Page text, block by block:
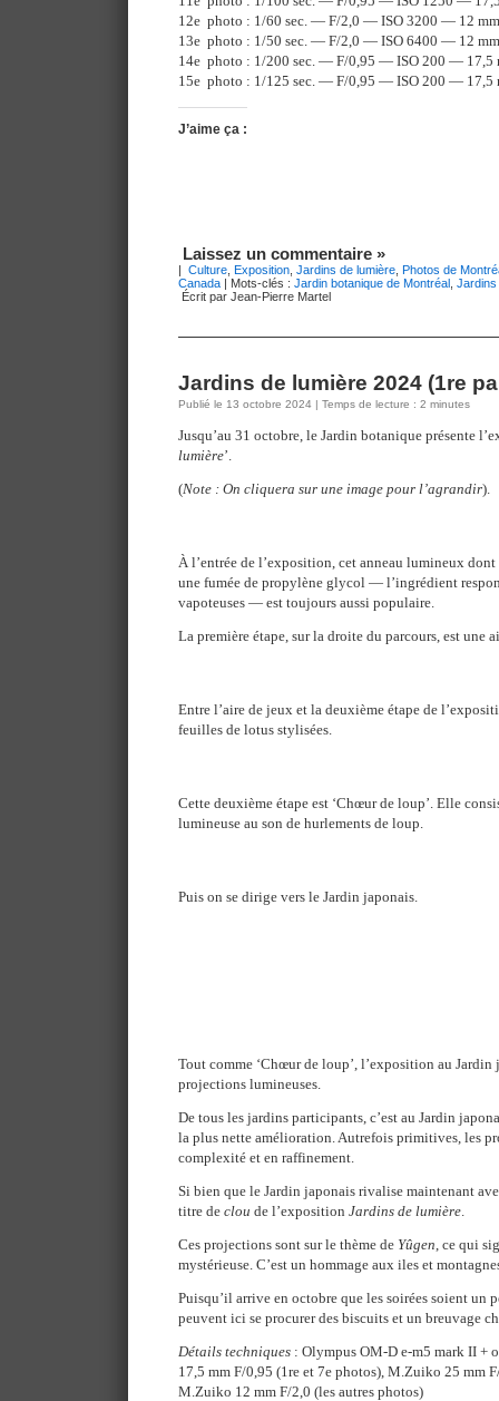
12e photo : 1/60 sec. — F/2,0 — ISO 3200 — 12 mm
13e photo : 1/50 sec. — F/2,0 — ISO 6400 — 12 mm
14e photo : 1/200 sec. — F/0,95 — ISO 200 — 17,5
15e photo : 1/125 sec. — F/0,95 — ISO 200 — 17,5
J’aime ça :
Laissez un commentaire »
| Culture Exposition Jardins de lumière Photos de
Canada | Mots-clés : Jardin botanique de Montréal Jardins
Écrit par Jean-Pierre Martel
Jardins de lumière 2024 (1re
Publié le 13 octobre 2024 | Temps de lecture : 2 minutes
Jusqu’au 31 octobre, le Jardin botanique présente
lumière’.
(Note : On cliquera sur une image pour l’agrandir).
À l’entrée de l’exposition, cet anneau lumineux
une fumée de propylène glycol — l’ingrédient
vapoteuses — est toujours aussi populaire.
La première étape, sur la droite du parcours, est une
Entre l’aire de jeux et la deuxième étape de
feuilles de lotus stylisées.
Cette deuxième étape est ‘Chœur de loup’. Elle
lumineuse au son de hurlements de loup.
Puis on se dirige vers le Jardin japonais.
Tout comme ‘Chœur de loup’, l’exposition au Jardin
projections lumineuses.
De tous les jardins participants, c’est au Jardin
la plus nette amélioration. Autrefois primitives, les
complexité et en raffinement.
Si bien que le Jardin japonais rivalise maintenant
titre de clou de l’exposition Jardins de lumière
Ces projections sont sur le thème de Yûgen , ce qui
mystérieuse. C’est un hommage aux iles et
Puisqu’il arrive en octobre que les soirées soient un
peuvent ici se procurer des biscuits et un breuvage
Détails techniques : Olympus OM-D e-m5 mark II +
17,5 mm F/0,95 (1re et 7e photos), M.Zuiko 25 mm
M.Zuiko 12 mm F/2,0 (les autres photos)